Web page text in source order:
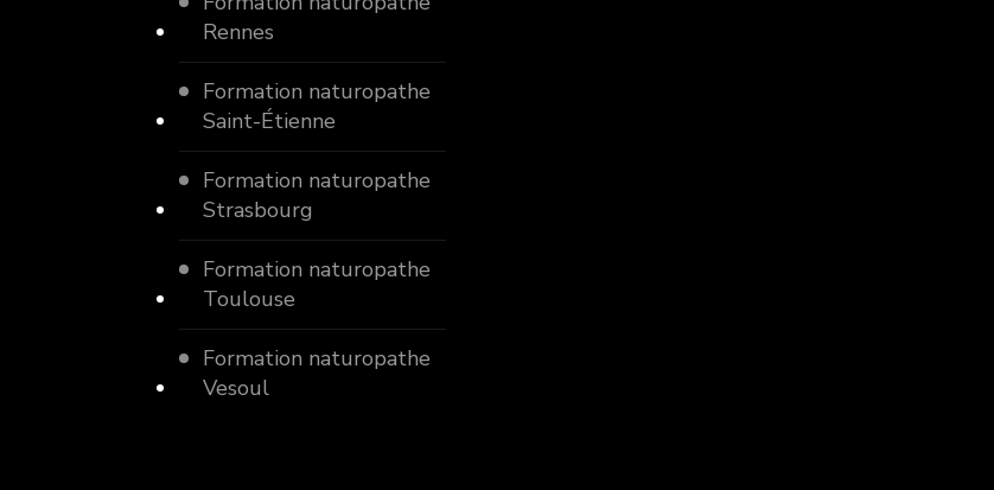
Rennes
Formation naturopathe
Saint-Étienne
Formation naturopathe
Strasbourg
Formation naturopathe
Toulouse
Formation naturopathe
Vesoul